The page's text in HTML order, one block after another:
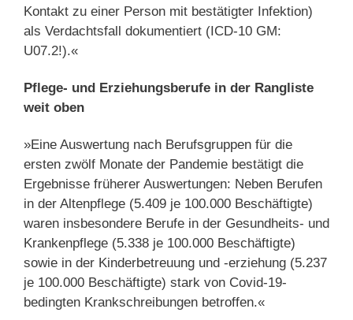
Kontakt zu einer Person mit bestätigter Infektion)
als Verdachtsfall dokumentiert (ICD-10 GM:
U07.2!).«
Pflege- und Erziehungsberufe in der Rangliste
weit oben
»Eine Auswertung nach Berufsgruppen für die
ersten zwölf Monate der Pandemie bestätigt die
Ergebnisse früherer Auswertungen: Neben Berufen
in der Altenpflege (5.409 je 100.000 Beschäftigte)
waren insbesondere Berufe in der Gesundheits- und
Krankenpflege (5.338 je 100.000 Beschäftigte)
sowie in der Kinderbetreuung und -erziehung (5.237
je 100.000 Beschäftigte) stark von Covid-19-
bedingten Krankschreibungen betroffen.«